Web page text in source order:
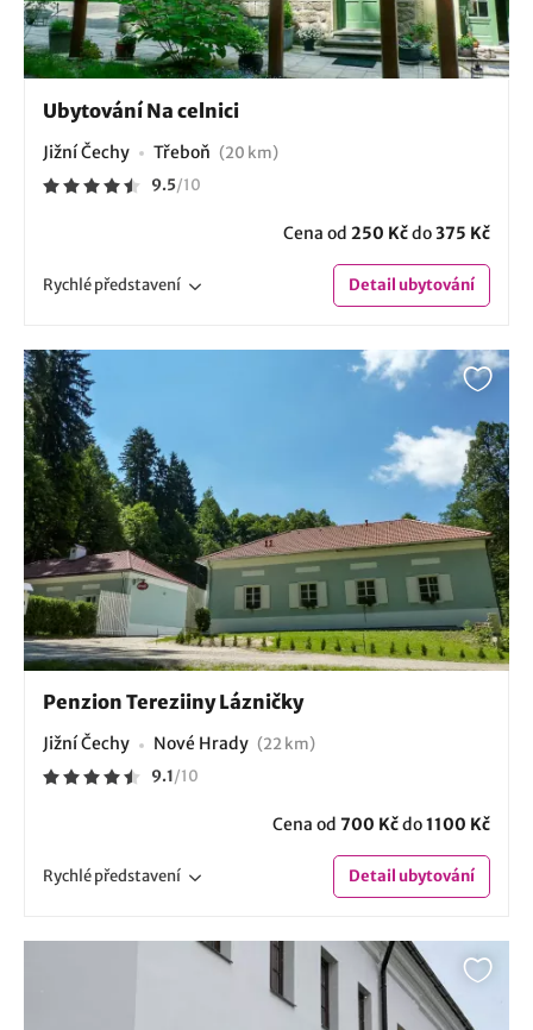
Ubytování Na celnici
Jižní Čechy Třeboň (20 km)
9.5/10
Cena od 250 Kčdo375 Kč
Rychlépředstavení Detailubytování
Penzion Tereziiny Lázničky
Jižní Čechy Nové Hrady (22 km)
9.1/10
Cena od 700 Kčdo1100 Kč
Rychlépředstavení Detailubytování